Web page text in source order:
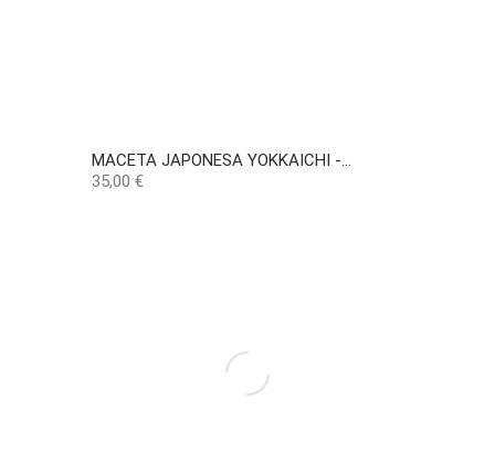
MACETA JAPONESA YOKKAICHI -...
Precio
35,00 €